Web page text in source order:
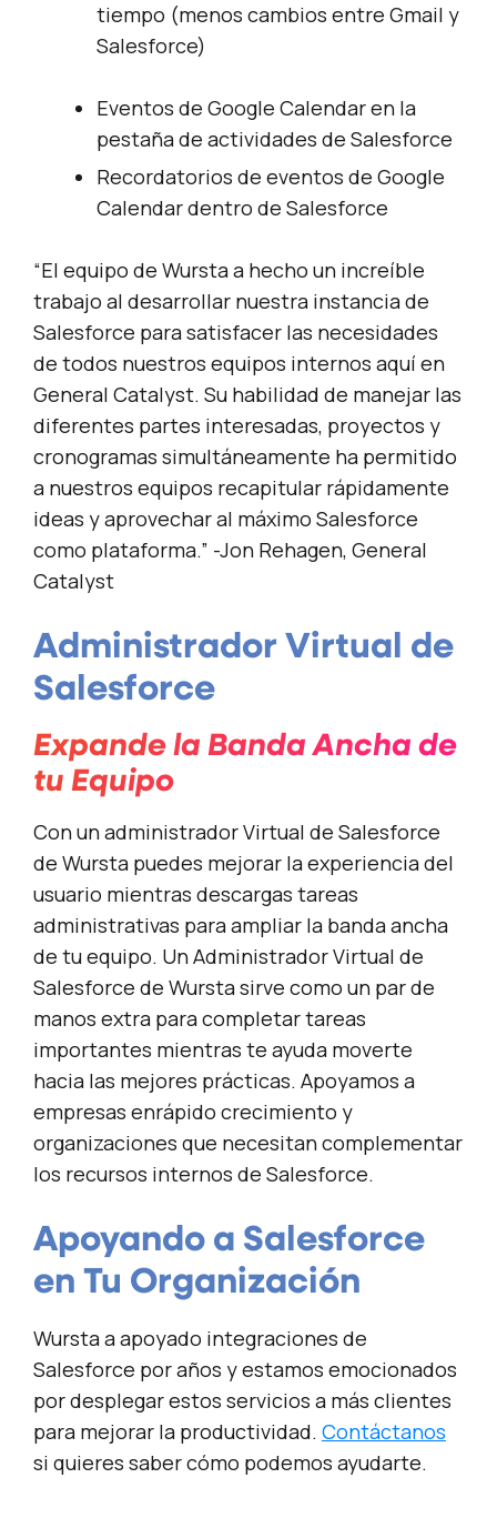
tiempo (menos cambios entre Gmail y
Salesforce)
Eventos de Google Calendar en la
pestaña de actividades de Salesforce
Recordatorios de eventos de Google
Calendar dentro de Salesforce
“El equipo de Wursta a hecho un increíble
trabajo al desarrollar nuestra instancia de
Salesforce para satisfacer las necesidades
de todos nuestros equipos internos aquí en
General Catalyst. Su habilidad de manejar las
diferentes partes interesadas, proyectos y
cronogramas simultáneamente ha permitido
a nuestros equipos recapitular rápidamente
ideas y aprovechar al máximo Salesforce
como plataforma.” -Jon Rehagen, General
Catalyst
Administrador Virtual de
Salesforce
Expande la Banda Ancha de
tu Equipo
Con un administrador Virtual de Salesforce
de Wursta puedes mejorar la experiencia del
usuario mientras descargas tareas
administrativas para ampliar la banda ancha
de tu equipo. Un Administrador Virtual de
Salesforce de Wursta sirve como un par de
manos extra para completar tareas
importantes mientras te ayuda moverte
hacia las mejores prácticas. Apoyamos a
empresas enrápido crecimiento y
organizaciones que necesitan complementar
los recursos internos de Salesforce.
Apoyando a Salesforce
en Tu Organización
Wursta a apoyado integraciones de
Salesforce por años y estamos emocionados
por desplegar estos servicios a más clientes
para mejorar la productividad. Contáctanos
si quieres saber cómo podemos ayudarte.